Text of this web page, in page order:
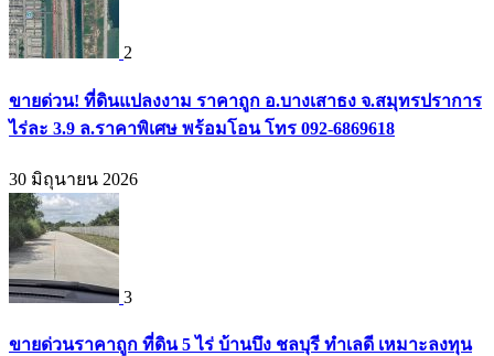
2
ขายด่วน! ที่ดินแปลงงาม ราคาถูก อ.บางเสาธง จ.สมุทรปราการ
ไร่ละ 3.9 ล.ราคาพิเศษ พร้อมโอน โทร 092-6869618
30 มิถุนายน 2026
3
ขายด่วนราคาถูก ที่ดิน 5 ไร่ บ้านบึง ชลบุรี ทำเลดี เหมาะลงทุน